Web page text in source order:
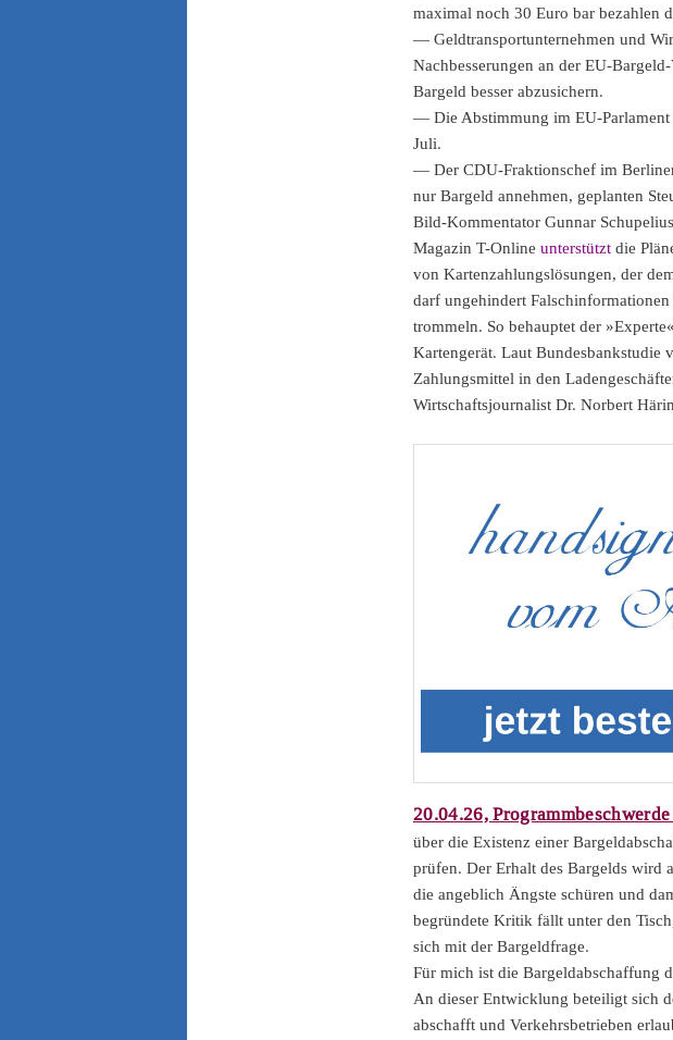
maximal noch 30 Euro bar bezahlen
— Geldtransportunternehmen und
Nachbesserungen an der EU-
Bargeld besser abzusichern.
— Die Abstimmung im EU-
Juli.
— Der CDU-Fraktionschef im
nur Bargeld annehmen, geplanten
Bild-Kommentator Gunnar Schupelius
Magazin T-Online unterstütztdie
von Kartenzahlungslösungen, der
darf ungehindert
trommeln. So behauptet der
Kartengerät. Laut Bundesbankstudie
Zahlungsmittel in den
Wirtschaftsjournalist Dr. Norbert
20.04.26,
über die Existenz einer
prüfen. Der Erhalt des Bargelds wird
die angeblich Ängste schüren und
begründete Kritik fällt unter den
sich mit der Bargeldfrage.
Für mich ist die Bargeldabschaffung
An dieser Entwicklung beteiligt sich
abschafft und Verkehrsbetrieben